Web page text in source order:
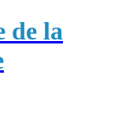
de la